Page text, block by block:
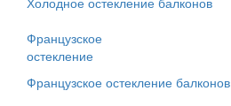
Французское
остекление
Французское остекление балконов